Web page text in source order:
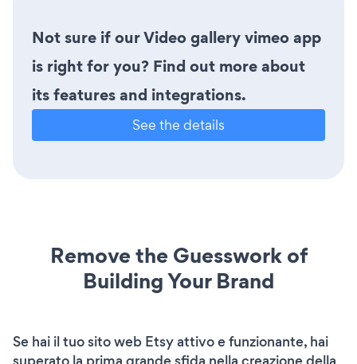
Not sure if our Video gallery vimeo app
is right for you? Find out more about
its features and integrations.
See the details
Remove the Guesswork of
Building Your Brand
Se hai il tuo sito web Etsy attivo e funzionante, hai